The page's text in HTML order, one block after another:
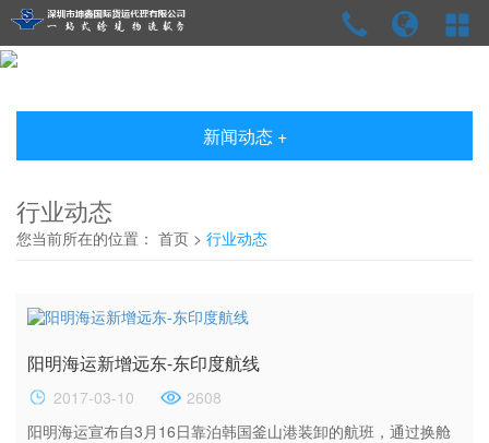
新闻动态 +
行业动态
您当前所在的位置： 首页 > 行业动态
阳明海运新增远东-东印度航线
2017-03-10
2608
阳明海运宣布自3月16日靠泊韩国釜山港装卸的航班，通过换舱